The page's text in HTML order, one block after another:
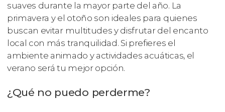
suaves durante la mayor parte del año. La
primavera y el otoño son ideales para quienes
buscan evitar multitudes y disfrutar del encanto
local con más tranquilidad. Si prefieres el
ambiente animado y actividades acuáticas, el
verano será tu mejor opción.
¿Qué no puedo perderme?